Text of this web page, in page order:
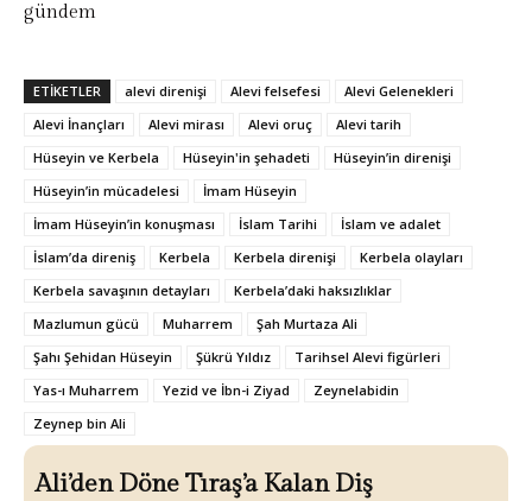
gündem
ETIKETLER alevi direnişi Alevi felsefesi
Alevi Gelenekleri
Alevi İnançları
Alevi mirası Alevi oruç
Alevi tarih
Hüseyin ve Kerbela
Hüseyin'in şehadeti
Hüseyin’in direnişi
Hüseyin’in mücadelesi
İmam Hüseyin
İmam Hüseyin’in konuşması
İslam Tarihi
İslam ve adalet
İslam’da direniş
Kerbela Kerbela direnişi
Kerbela olayları
Kerbela savaşının detayları
Kerbela’daki haksızlıklar
Mazlumun gücü
Muharrem
Şah Murtaza Ali
Şahı Şehidan Hüseyin
Şükrü Yıldız
Tarihsel Alevi figürleri
Yas-ı Muharrem
Yezid ve İbn-i Ziyad
Zeynelabidin
Zeynep bin Ali
Ali’den Döne Tıraş’a Kalan Diş